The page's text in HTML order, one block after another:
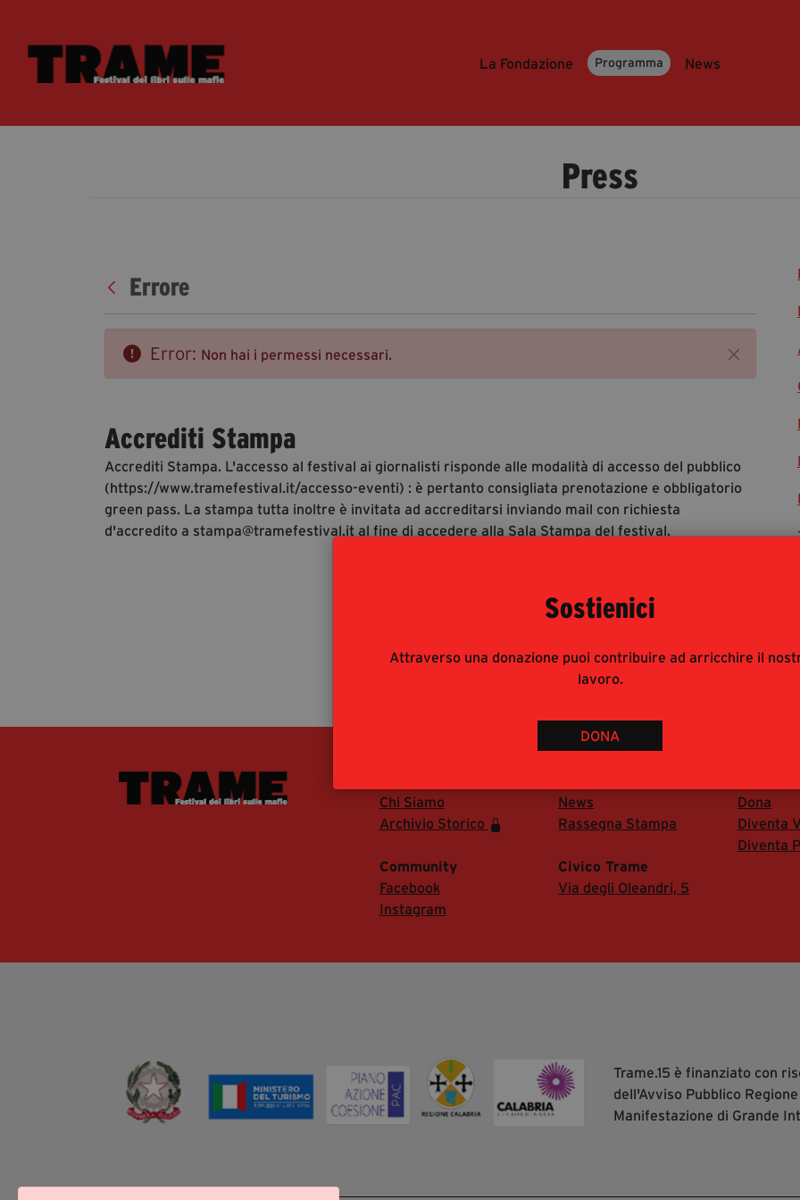
Sostienici
Attraverso una donazione puoi contribuire ad arricchire il
lavoro.
DONA
La Fondazione Programma News
Press
Errore
Chiudi
Error: Non hai i permessi necessari.
Accrediti Stampa
Accrediti Stampa. L'accesso al festival ai giornalisti risponde alle modalità di accesso del pubblico
(https://www.tramefestival.it/accesso-eventi) : è pertanto consigliata prenotazione e obbligatorio
green pass. La stampa tutta inoltre è invitata ad accreditarsi inviando mail con richiesta
d'accredito a stampa@tramefestival.it al fine di accedere alla Sala Stampa del festival.
Chi Siamo
Archivio Storico
News
Rassegna Stampa
Dona
Diventa
Diventa
Community
Facebook
Instagram
Civico Trame
Via degli Oleandri, 5
Trame.15 è finanziato con
dell'Avviso Pubblico
Manifestazione di Grande